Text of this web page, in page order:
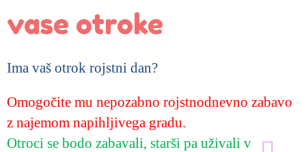
vase otroke
Ima vaš otrok rojstni dan?
Omogočite mu nepozabno rojstnodnevno zabavo
z najemom napihljivega gradu.
Otroci se bodo zabavali, starši pa uživali v